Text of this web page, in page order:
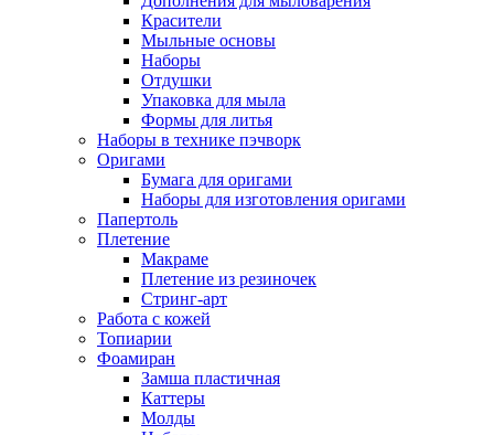
Красители
Мыльные основы
Наборы
Отдушки
Упаковка для мыла
Формы для литья
Наборы в технике пэчворк
Оригами
Бумага для оригами
Наборы для изготовления оригами
Папертоль
Плетение
Макраме
Плетение из резиночек
Стринг-арт
Работа с кожей
Топиарии
Фоамиран
Замша пластичная
Каттеры
Молды